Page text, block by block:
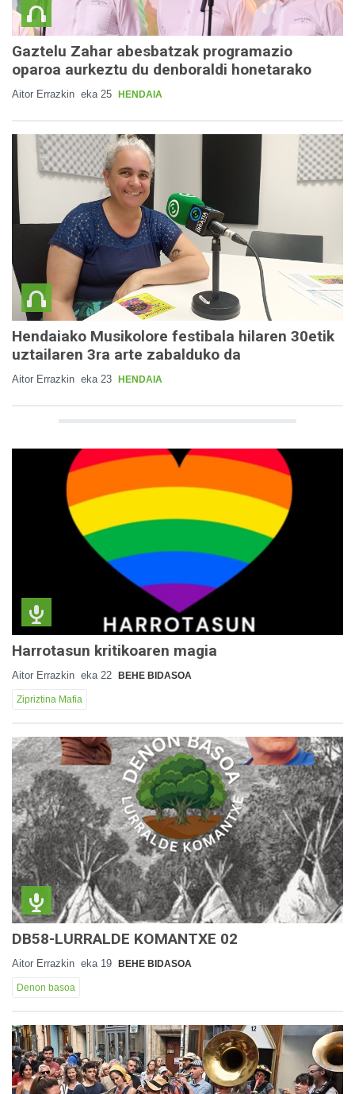
Gaztelu Zahar abesbatzak programazio
oparoa aurkeztu du denboraldi honetarako
Aitor Errazkin eka 25 HENDAIA
Hendaiako Musikolore festibala hilaren 30etik
uztailaren 3ra arte zabalduko da
Aitor Errazkin eka 23 HENDAIA
Harrotasun kritikoaren magia
Aitor Errazkin eka 22 BEHE BIDASOA
Zipriztina Mafia
DB58-LURRALDE KOMANTXE 02
Aitor Errazkin eka 19 BEHE BIDASOA
Denon basoa